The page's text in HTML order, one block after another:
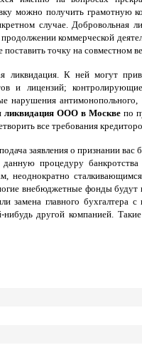
можно получить грамотную
случае. Добровольная
продолжении коммерческой
точку на совместном
ликвидация. К ней могут
и лицензий;
нарушения
ликвидация ООО в Москвепо
все требования
заявления о признании
процедуру
неоднократно
внебюджетные фонды
замена главного бухгалтера
другой компанией.